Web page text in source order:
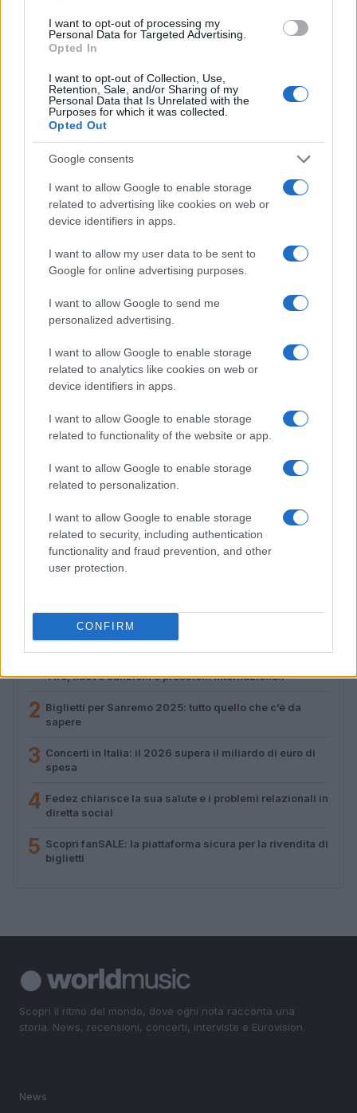
I want to opt-out of processing my
Personal Data for Targeted Advertising.
Opted In
I want to opt-out of Collection, Use,
Retention, Sale, and/or Sharing of my
Personal Data that Is Unrelated with the
Purposes for which it was collected.
Opted Out
Google consents
I want to allow Google to enable storage
related to advertising like cookies on web or
device identifiers in apps.
I want to allow my user data to be sent to
Google for online advertising purposes.
I want to allow Google to send me
personalized advertising.
I want to allow Google to enable storage
related to analytics like cookies on web or
device identifiers in apps.
I want to allow Google to enable storage
related to functionality of the website or app.
I want to allow Google to enable storage
related to personalization.
I want to allow Google to enable storage
related to security, including authentication
functionality and fraud prevention, and other
user protection.
CONFIRM
ritorno sul palco
Susanna Riva · 6 Ago 2026
Valle d’Aosta: polemiche tra sindacato e istituzioni per
le supplenze scolastiche
Edoardo Marchesi · 5 Ago 2026
PIÙ LETTI
Tiro, nuove sanzioni e pressioni internazionali
2 Biglietti per Sanremo 2025: tutto quello che c’è da
sapere
3 Concerti in Italia: il 2026 supera il miliardo di euro di
spesa
4 Fedez chiarisce la sua salute e i problemi relazionali in
diretta social
5 Scopri fanSALE: la piattaforma sicura per la rivendita di
biglietti
Scopri il ritmo del mondo, dove ogni nota racconta una
storia. News, recensioni, concerti, interviste e Eurovision.
News